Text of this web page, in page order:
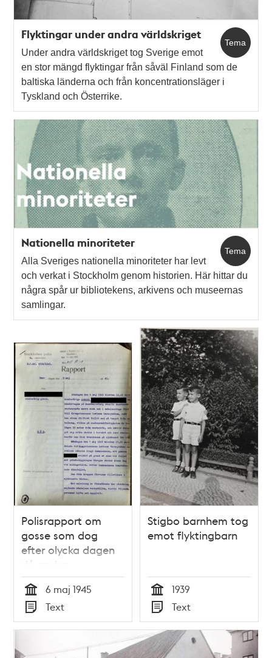
Tema
Flyktingar under andra världskriget
Under andra världskriget tog Sverige emot
en stor mängd flyktingar från såväl Finland som de
baltiska länderna och från koncentrationsläger i
Tyskland och Österrike.
Tema
Nationella minoriteter
Alla Sveriges nationella minoriteter har levt
och verkat i Stockholm genom historien. Här hittar du
några spår ur bibliotekens, arkivens och museernas
samlingar.
Polisrapport om
gosse som dog
efter olycka dagen
då andra
världskriget tog slut
Tid
6 maj 1945
Typ
Text
Stigbo barnhem tog
emot flyktingbarn
Tid
1939
Typ
Text